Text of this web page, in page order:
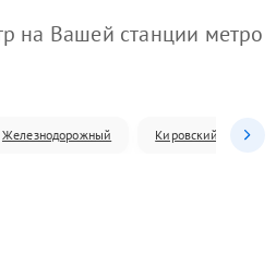
на Вашей станции метро
Железнодорожный Кировский